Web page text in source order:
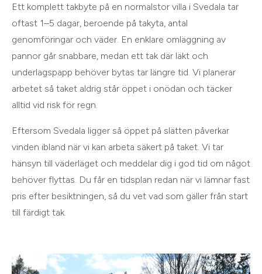
Ett komplett takbyte på en normalstor villa i Svedala tar
oftast 1–5 dagar, beroende på takyta, antal
genomföringar och väder. En enklare omläggning av
pannor går snabbare, medan ett tak där läkt och
underlagspapp behöver bytas tar längre tid. Vi planerar
arbetet så taket aldrig står öppet i onödan och täcker
alltid vid risk för regn.
Eftersom Svedala ligger så öppet på slätten påverkar
vinden ibland när vi kan arbeta säkert på taket. Vi tar
hänsyn till väderläget och meddelar dig i god tid om något
behöver flyttas. Du får en tidsplan redan när vi lämnar fast
pris efter besiktningen, så du vet vad som gäller från start
till färdigt tak.